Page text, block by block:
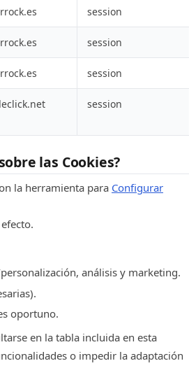
session
session
session
session
las Cookies?
la herramienta para Configurar
análisis y marketing.
oportuno.
en la tabla incluida en esta
o impedir la adaptación